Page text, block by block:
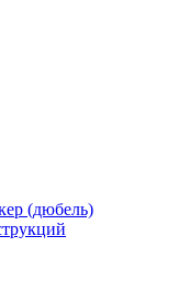
(дюбель)